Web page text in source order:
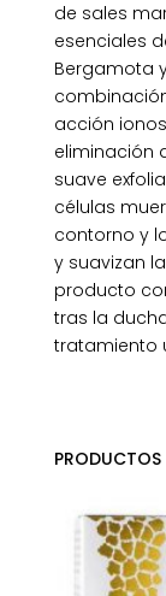
de sales
esenciales
Bergamota
acción
eliminación
suave
células
contorno y
y suavizan
producto
tras la
tratamiento